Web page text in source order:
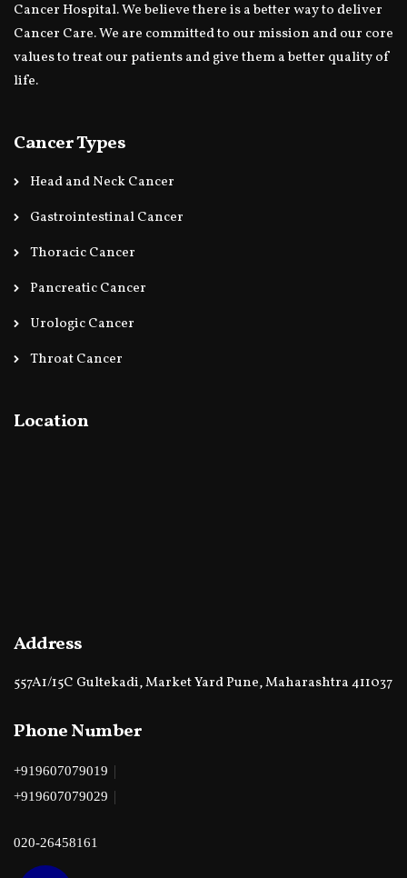
Cancer Hospital. We believe there is a better way to deliver
Cancer Care. We are committed to our mission and our core
values to treat our patients and give them a better quality of
life.
Cancer Types
Head and Neck Cancer
Gastrointestinal Cancer
Thoracic Cancer
Pancreatic Cancer
Urologic Cancer
Throat Cancer
Location
Address
557A1/15C Gultekadi, Market Yard Pune, Maharashtra 411037
Phone Number
+919607079019
+919607079029
020-26458161